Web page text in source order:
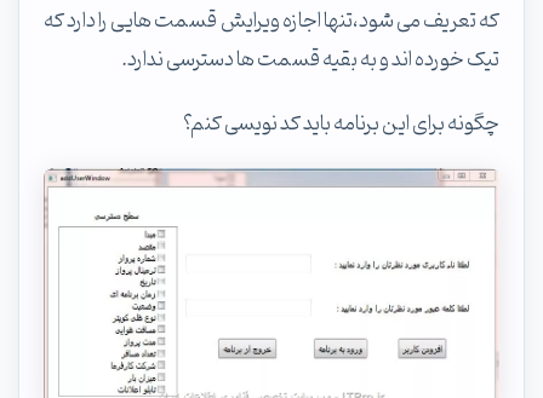
که تعریف می شود،تنها اجازه ویرایش قسمت هایی را دارد که
تیک خورده اند و به بقیه قسمت ها دسترسی ندارد.
چگونه برای این برنامه باید کد نویسی کنم؟